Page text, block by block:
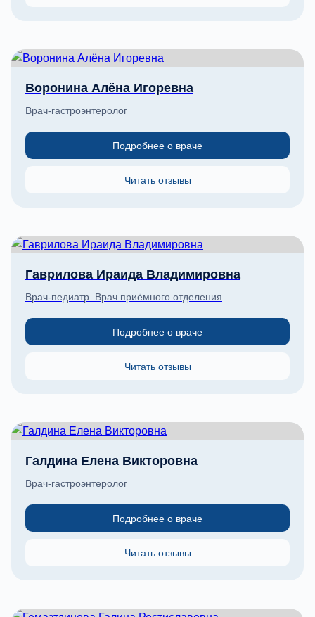
Воронина Алёна Игоревна
Врач-гастроэнтеролог
Подробнее о враче
Читать отзывы
Гаврилова Ираида Владимировна
Врач-педиатр. Врач приёмного отделения
Подробнее о враче
Читать отзывы
Галдина Елена Викторовна
Врач-гастроэнтеролог
Подробнее о враче
Читать отзывы